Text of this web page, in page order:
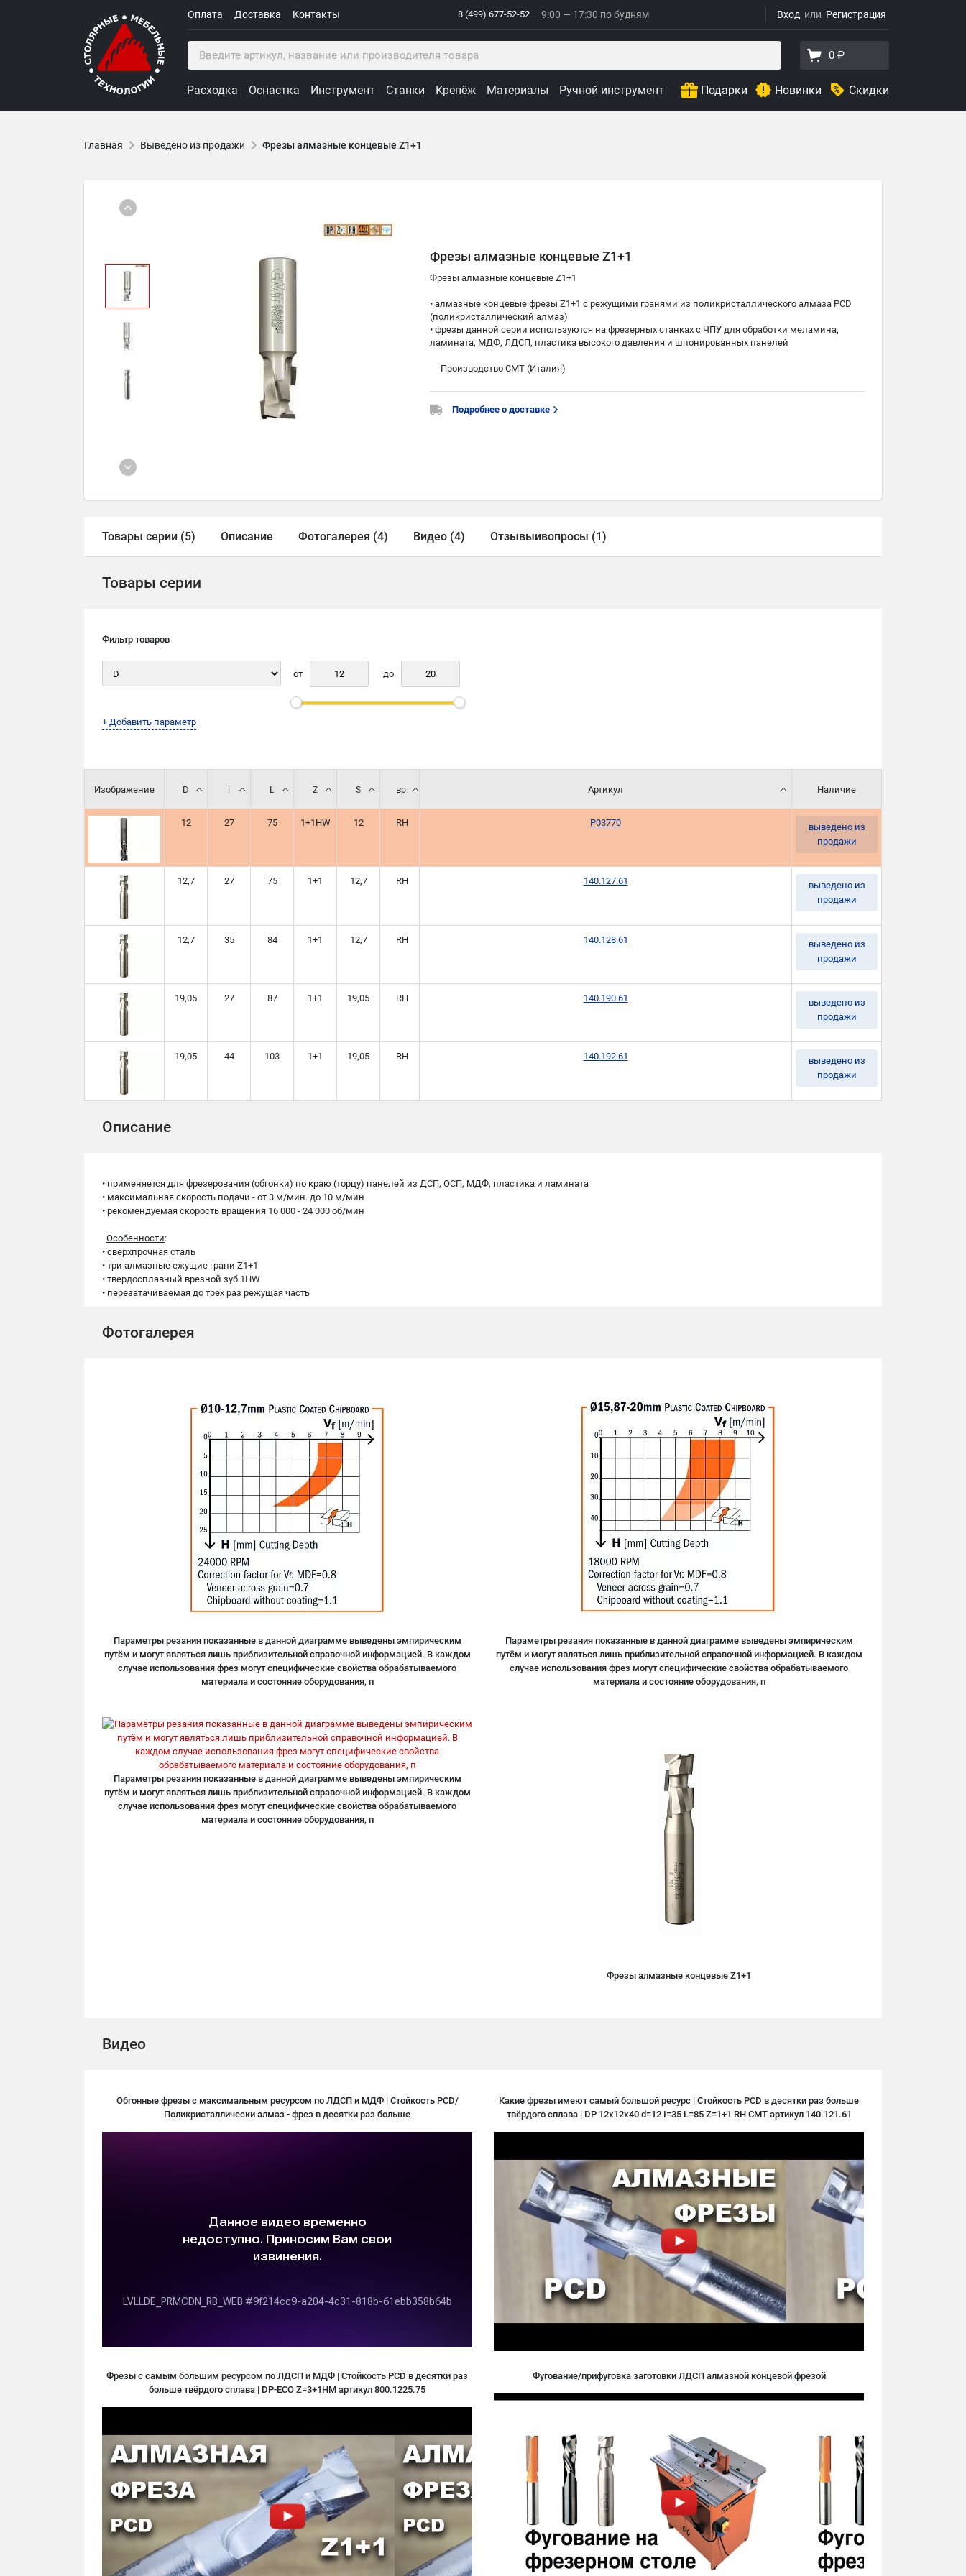
Оплата Доставка Контакты Вход Регистрация
8 (499) 677-52-52 9:00 — 17:30 по будням
0 ₽
Расходка Оснастка Инструмент Станки Крепёж Материалы Ручной инструмент Подарки Новинки Скидки
Главная Выведено из продажи Фрезы алмазные концевые Z1+1
Фрезы алмазные концевые Z1+1
Фрезы алмазные концевые Z1+1
• aлмазные концевые фрезы Z1+1 с режущими гранями из поликристаллического алмаза PCD
(поликристаллический алмаз)
• фрезы данной серии используются на фрезерных станках с ЧПУ для обработки меламина,
ламината, МДФ, ЛДСП, пластика высокого давления и шпонированных панелей
Производство СМТ (Италия)
Подробнее о доставке
Товары серии (5) Описание Фотогалерея (4) Видео (4) Отзывыивопросы (1)
Товары серии
Фильтр товаров
от до
+ Добавить параметр
Изображение D
12
l
27
L
75
Z
1+1HW
S
12
вр.
RH
Артикул
P03770
Наличие
выведено из
продажи
12,7 27 75 1+1 12,7 RH 140.127.61
выведено из
продажи
12,7 35 84 1+1 12,7 RH 140.128.61
выведено из
продажи
19,05 27 87 1+1 19,05 RH 140.190.61
выведено из
продажи
19,05 44 103 1+1 19,05 RH 140.192.61
выведено из
продажи
Описание
• применяется для фрезерования (обгонки) по краю (торцу) панелей из ДСП, OСП, МДФ, пластика и ламината
• максимальная скорость подачи - от 3 м/мин. до 10 м/мин
• рекомендуемая скорость вращения 16 000 - 24 000 об/мин
Особенности:
• сверхпрочная сталь
• три алмазные ежущие грани Z1+1
• твердосплавный врезной зуб 1HW
• перезатачиваемая до трех раз режущая часть
Фотогалерея
Параметры резания показанные в данной диаграмме выведены эмпирическим
путём и могут являться лишь приблизительной справочной информацией. В каждом
случае использования фрез могут специфические свойства обрабатываемого
материала и состояние оборудования, п
Параметры резания показанные в данной диаграмме выведены эмпирическим
путём и могут являться лишь приблизительной справочной информацией. В каждом
случае использования фрез могут специфические свойства обрабатываемого
материала и состояние оборудования, п
Параметры резания показанные в данной диаграмме выведены эмпирическим
путём и могут являться лишь приблизительной справочной информацией. В каждом
случае использования фрез могут специфические свойства обрабатываемого
материала и состояние оборудования, п
Фрезы алмазные концевые Z1+1
Видео
Обгонные фрезы с максимальным ресурсом по ЛДСП и МДФ | Стойкость PCD/
Поликристаллически алмаз - фрез в десятки раз больше
Какие фрезы имеют самый большой ресурс | Стойкость PCD в десятки раз больше
твёрдого сплава | DP 12x12x40 d=12 I=35 L=85 Z=1+1 RH CMT артикул 140.121.61
Фрезы с самым большим ресурсом по ЛДСП и МДФ | Стойкость PCD в десятки раз
больше твёрдого сплава | DP-ECO Z=3+1HM артикул 800.1225.75
Фугование/прифуговка заготовки ЛДСП алмазной концевой фрезой